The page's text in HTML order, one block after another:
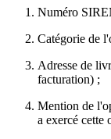
Numéro
Catégorie de
Adresse de
facturation) ;
Mention de
a exercé cette